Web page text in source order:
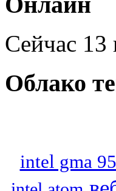
Сейчас 13
Облако
intel gma